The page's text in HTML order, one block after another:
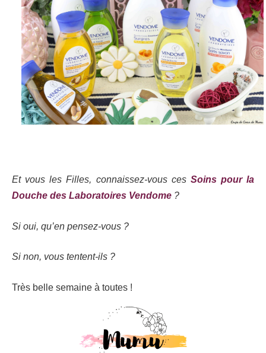
Et vous les Filles, connaissez-vous ces Soins pour la
Douche des Laboratoires Vendome ?
Si oui, qu’en pensez-vous ?
Si non, vous tentent-ils ?
Très belle semaine à toutes !